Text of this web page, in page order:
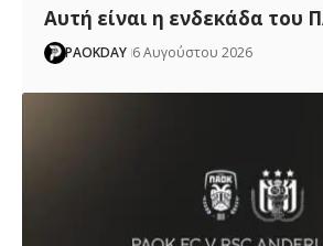
Αυτή είναι η ενδεκάδα του
PAOKDAY 6 Αυγούστου 2026